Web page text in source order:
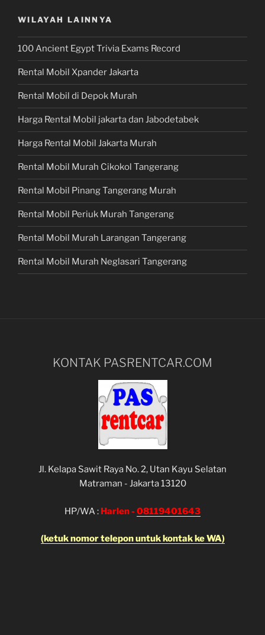
WILAYAH LAINNYA
100 Ancient Egypt Trivia Exams Record
Rental Mobil Xpander Jakarta
Rental Mobil di Depok Murah
Harga Rental Mobil jakarta dan Jabodetabek
Harga Rental Mobil Jakarta Murah
Rental Mobil Murah Cikokol Tangerang
Rental Mobil Pinang Tangerang Murah
Rental Mobil Periuk Murah Tangerang
Rental Mobil Murah Larangan Tangerang
Rental Mobil Murah Neglasari Tangerang
KONTAK PASRENTCAR.COM
Jl. Kelapa Sawit Raya No. 2, Utan Kayu Selatan
Matraman - Jakarta 13120
HP/WA : Harlen - 08119401643
(ketuk nomor telepon untuk kontak ke WA)